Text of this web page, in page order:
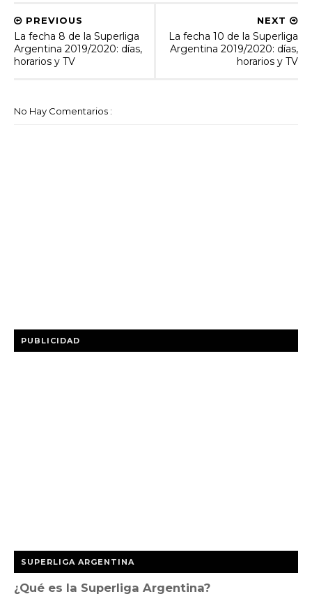
NEXT
La fecha 10 de la Superliga
Argentina 2019/2020: días,
horarios y TV
PREVIOUS
La fecha 8 de la Superliga
Argentina 2019/2020: días,
horarios y TV
No Hay Comentarios :
PUBLICIDAD
SUPERLIGA ARGENTINA
¿Qué es la Superliga Argentina?